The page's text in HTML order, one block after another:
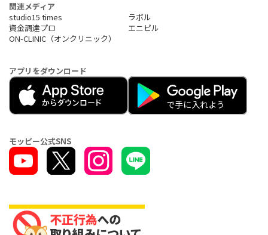
関連メディア
studio15 times
ラボル
資金調達プロ
エニピル
ON-CLINIC（オンクリニック）
アプリをダウンロード
モッピー公式SNS